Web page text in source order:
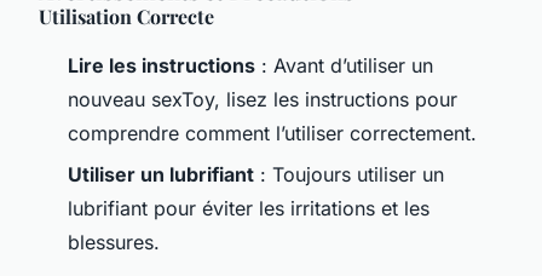
Utilisation Correcte
Lire les instructions : Avant d’utiliser un
nouveau sexToy, lisez les instructions pour
comprendre comment l’utiliser correctement.
Utiliser un lubrifiant : Toujours utiliser un
lubrifiant pour éviter les irritations et les
blessures.